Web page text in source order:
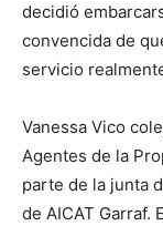
decidió
convencida de
servicio
Vanessa Vico
Agentes de la
parte de la junta
de AICAT Garraf.